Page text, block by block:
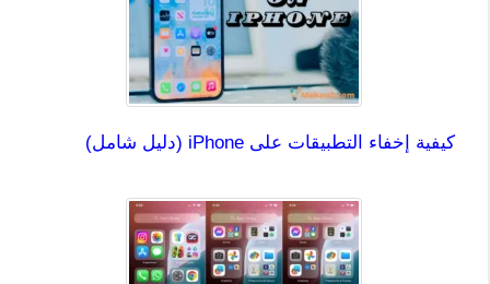
كيفية إخفاء التطبيقات على iPhone (دليل شامل)